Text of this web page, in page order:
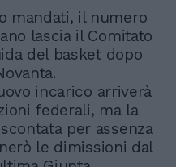
mandati, il numero
lascia il Comitato
del basket dopo
incarico arriverà
federali, ma la
per assenza
le dimissioni dal